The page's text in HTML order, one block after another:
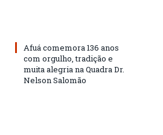
Afuá comemora 136 anos
com orgulho, tradição e
muita alegria na Quadra Dr.
Nelson Salomão